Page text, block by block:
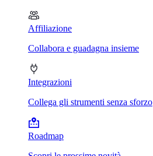
Affiliazione
Collabora e guadagna insieme
Integrazioni
Collega gli strumenti senza sforzo
Roadmap